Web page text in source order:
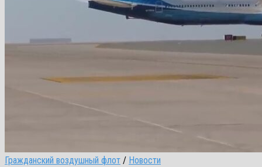
Гражданский воздушный флот / Новости